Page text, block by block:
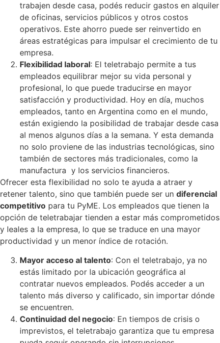
trabajen desde casa, podés reducir gastos en alquiler
de oficinas, servicios públicos y otros costos
operativos. Este ahorro puede ser reinvertido en
áreas estratégicas para impulsar el crecimiento de tu
empresa.
Flexibilidad laboral: El teletrabajo permite a tus
empleados equilibrar mejor su vida personal y
profesional, lo que puede traducirse en mayor
satisfacción y productividad. Hoy en día, muchos
empleados, tanto en Argentina como en el mundo,
están exigiendo la posibilidad de trabajar desde casa
al menos algunos días a la semana. Y esta demanda
no solo proviene de las industrias tecnológicas, sino
también de sectores más tradicionales, como la
manufactura y los servicios financieros.
Ofrecer esta flexibilidad no solo te ayuda a atraer y
retener talento, sino que también puede ser un diferencial
competitivo para tu PyME. Los empleados que tienen la
opción de teletrabajar tienden a estar más comprometidos
y leales a la empresa, lo que se traduce en una mayor
productividad y un menor índice de rotación.
Mayor acceso al talento: Con el teletrabajo, ya no
estás limitado por la ubicación geográfica al
contratar nuevos empleados. Podés acceder a un
talento más diverso y calificado, sin importar dónde
se encuentren.
Continuidad del negocio: En tiempos de crisis o
imprevistos, el teletrabajo garantiza que tu empresa